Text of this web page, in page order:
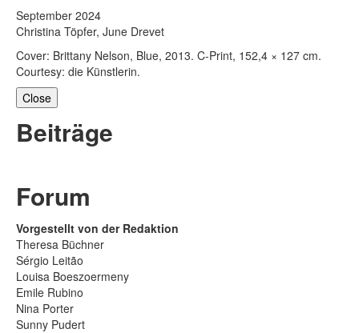
September 2024
Christina Töpfer, June Drevet
Cover: Brittany Nelson, Blue, 2013. C-Print, 152,4 × 127 cm.
Courtesy: die Künstlerin.
Close
Beiträge
Forum
Vorgestellt von der Redaktion
Theresa Büchner
Sérgio Leitão
Louisa Boeszoermeny
Emile Rubino
Nina Porter
Sunny Pudert